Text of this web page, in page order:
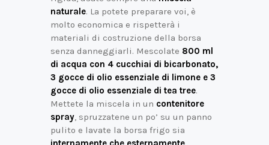
naturale. La potete preparare voi, è
molto economica e rispetterà i
materiali di costruzione della borsa
senza danneggiarli. Mescolate 800 ml
di acqua con 4 cucchiai di bicarbonato,
3 gocce di olio essenziale di limone e 3
gocce di olio essenziale di tea tree.
Mettete la miscela in un contenitore
spray, spruzzatene un po’ su un panno
pulito e lavate la borsa frigo sia